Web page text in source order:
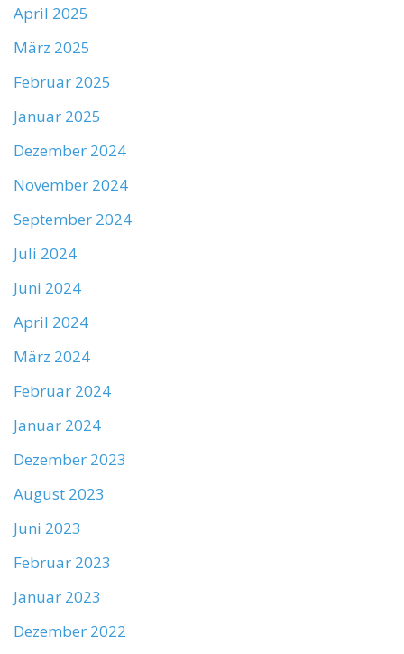
April 2025
März 2025
Februar 2025
Januar 2025
Dezember 2024
November 2024
September 2024
Juli 2024
Juni 2024
April 2024
März 2024
Februar 2024
Januar 2024
Dezember 2023
August 2023
Juni 2023
Februar 2023
Januar 2023
Dezember 2022